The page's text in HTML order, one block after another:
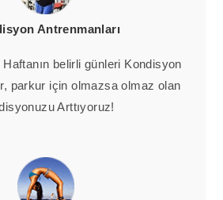
Antrenmanları
belirli günleri Kondisyon
parkur için olmazsa olmaz olan
Arttıyoruz!